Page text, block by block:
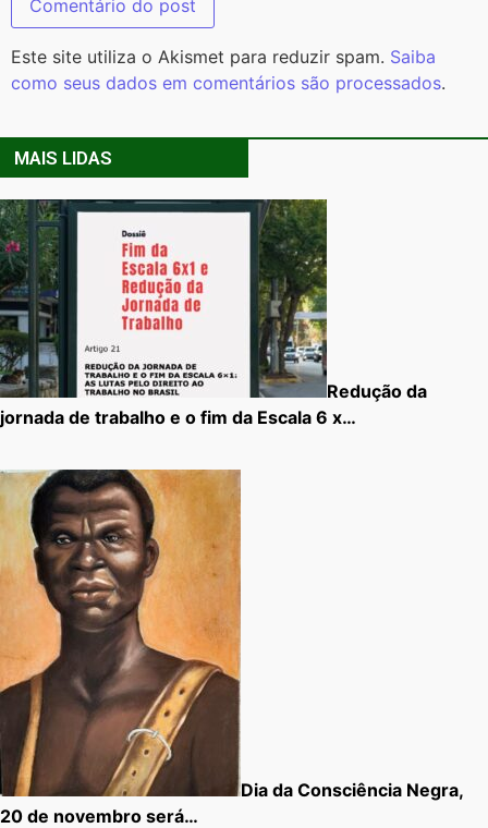
Este site utiliza o Akismet para reduzir spam. Saiba
como seus dados em comentários são processados.
MAIS LIDAS
Redução da
jornada de trabalho e o fim da Escala 6 x…
Dia da Consciência Negra,
20 de novembro será…